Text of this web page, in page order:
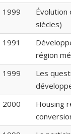
1999
Évolution
siècles)
1991
région
1999
Les
2000
Housing